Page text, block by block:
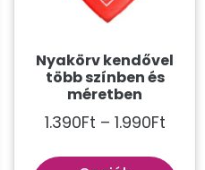
Nyakörv kendővel
több színben és
méretben
1.390Ft – 1.990Ft